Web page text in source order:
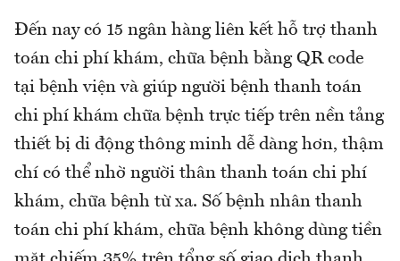
Đến nay có 15 ngân hàng liên kết hỗ trợ thanh
toán chi phí khám, chữa bệnh bằng QR code
tại bệnh viện và giúp người bệnh thanh toán
chi phí khám chữa bệnh trực tiếp trên nền tảng
thiết bị di động thông minh dễ dàng hơn, thậm
chí có thể nhờ người thân thanh toán chi phí
khám, chữa bệnh từ xa. Số bệnh nhân thanh
toán chi phí khám, chữa bệnh không dùng tiền